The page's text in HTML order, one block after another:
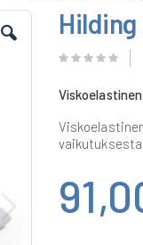
Hilding